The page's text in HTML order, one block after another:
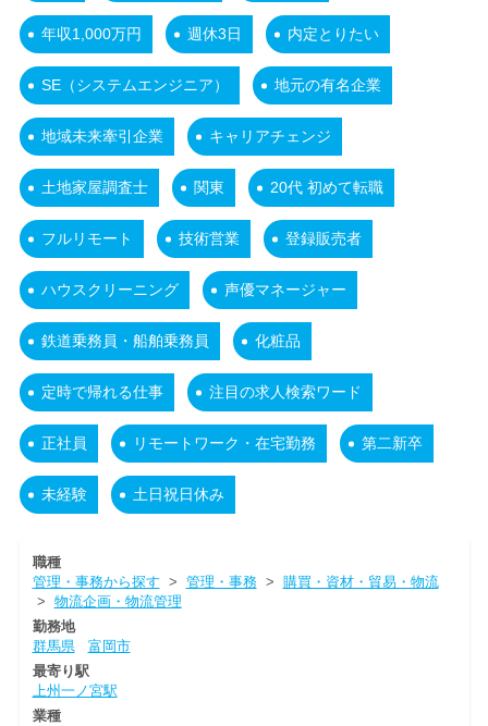
年収1,000万円 週休3日 内定とりたい
SE（システムエンジニア） 地元の有名企業
地域未来牽引企業 キャリアチェンジ
土地家屋調査士 関東 20代 初めて転職
フルリモート 技術営業 登録販売者
ハウスクリーニング 声優マネージャー
鉄道乗務員・船舶乗務員 化粧品
定時で帰れる仕事 注目の求人検索ワード
正社員 リモートワーク・在宅勤務 第二新卒
未経験 土日祝日休み
職種
管理・事務から探す > 管理・事務> 購買・資材・貿易・物流
> 物流企画・物流管理
勤務地
群馬県
富岡市
最寄り駅
上州一ノ宮駅
業種